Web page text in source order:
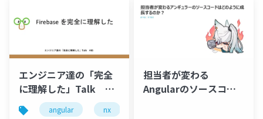
エンジニア達の「完全
に理解した」Talk
#66
angular nx
担当者が変わる
Angularのソースコー